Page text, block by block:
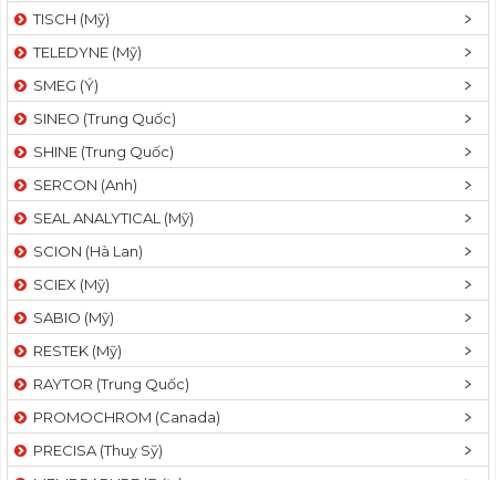
n
TISCH (Mỹ)
TELEDYNE (Mỹ)
SMEG (Ý)
SINEO (Trung Quốc)
SHINE (Trung Quốc)
SERCON (Anh)
SEAL ANALYTICAL (Mỹ)
SCION (Hà Lan)
SCIEX (Mỹ)
SABIO (Mỹ)
RESTEK (Mỹ)
RAYTOR (Trung Quốc)
PROMOCHROM (Canada)
PRECISA (Thuỵ Sỹ)